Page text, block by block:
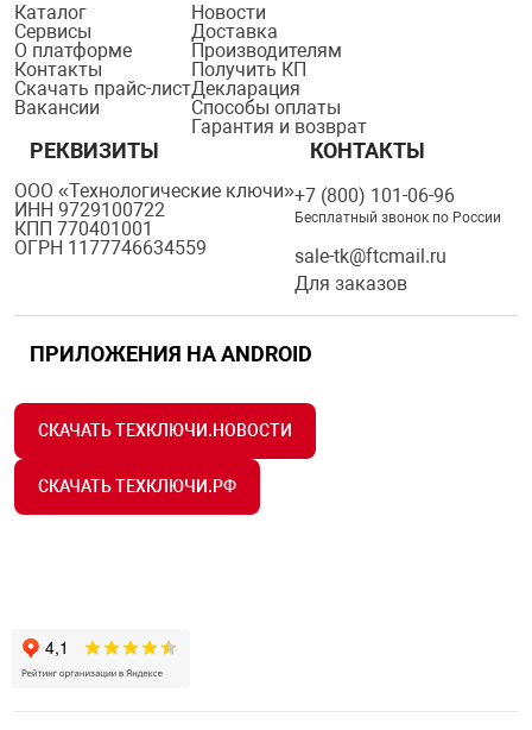
Каталог
Сервисы
О платформе
Контакты
Скачать прайс-лист
Вакансии
Новости
Доставка
Производителям
Получить КП
Декларация
Способы оплаты
Гарантия и возврат
РЕКВИЗИТЫ
ООО «Технологические ключи»
ИНН 9729100722
КПП 770401001
ОГРН 1177746634559
КОНТАКТЫ
+7 (800) 101-06-96
Бесплатный звонок по России
sale-tk@ftcmail.ru
Для заказов
ПРИЛОЖЕНИЯ НА ANDROID
СКАЧАТЬ ТЕХКЛЮЧИ.НОВОСТИ
СКАЧАТЬ ТЕХКЛЮЧИ.РФ